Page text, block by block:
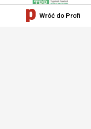
Wróć do Profi